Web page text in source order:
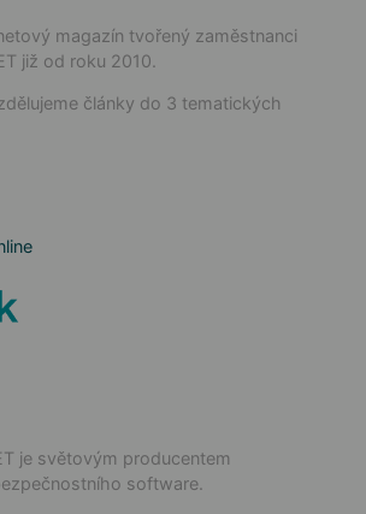
magazín tvořený zaměstnanci
již od roku 2010.
články do 3 tematických
je světovým producentem
software.